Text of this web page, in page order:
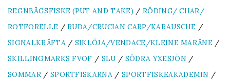
REGNBÅGSFISKE (PUT AND TAKE) / RÖDING/ CHAR/
ROTFORELLE /RUDA/CRUCIAN CARP/KARAUSCHE /
SIGNALKRÄFTA/ SIKLÖJA/VENDACE/KLEINE MARÄNE /
SKILLINGMARKS FVOF / SLU / SÖDRA YXESJÖN /
SOMMAR/ SPORTFISKARNA /SPORTFISKEAKADEMIN /